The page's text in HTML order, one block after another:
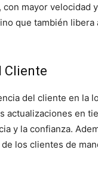
mayor velocidad
que también libera
Cliente
del cliente en la
actualizaciones en
y la confianza.
los clientes de